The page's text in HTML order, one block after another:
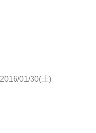
2016/01/30(土)